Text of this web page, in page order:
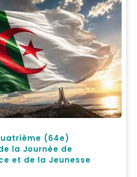
(64e)
la Journée de
et de la Jeunesse